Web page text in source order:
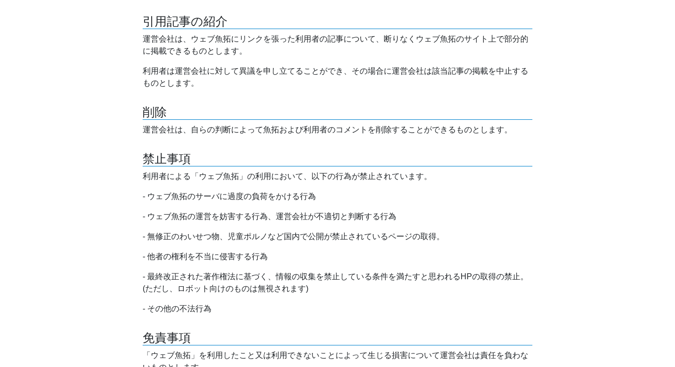
引用記事の紹介
運営会社は、ウェブ魚拓にリンクを張った利用者の記事について、断りなくウェブ魚拓のサイト上で部分的
に掲載できるものとします。
利用者は運営会社に対して異議を申し立てることができ、その場合に運営会社は該当記事の掲載を中止する
ものとします。
削除
運営会社は、自らの判断によって魚拓および利用者のコメントを削除することができるものとします。
禁止事項
利用者による「ウェブ魚拓」の利用において、以下の行為が禁止されています。
- ウェブ魚拓のサーバに過度の負荷をかける行為
- ウェブ魚拓の運営を妨害する行為、運営会社が不適切と判断する行為
- 無修正のわいせつ物、児童ポルノなど国内で公開が禁止されているページの取得。
- 他者の権利を不当に侵害する行為
- 最終改正された著作権法に基づく、情報の収集を禁止している条件を満たすと思われるHPの取得の禁止。
(ただし、ロボット向けのものは無視されます)
- その他の不法行為
免責事項
「ウェブ魚拓」を利用したこと又は利用できないことによって生じる損害について運営会社は責任を負わな